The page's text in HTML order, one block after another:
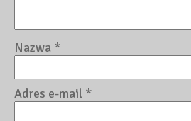
Nazwa *
Adres e-mail *